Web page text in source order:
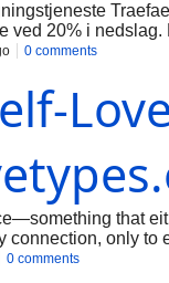
ved 20% i
træfældnings
hvor
et par
0 comments
that
connection, only
felt distant,
0 comments